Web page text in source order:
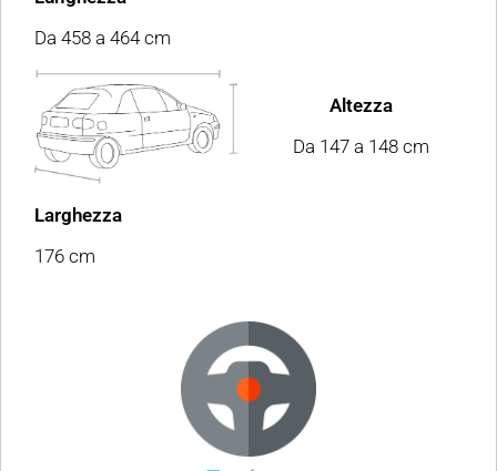
Da 458 a 464 cm
Altezza
Da 147 a 148 cm
Larghezza
176 cm